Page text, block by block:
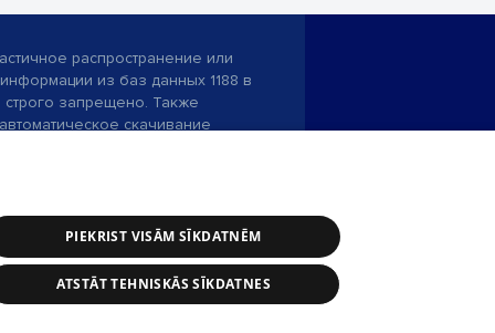
распространение или
из баз данных 1188 в
запрещено. Также
скачивание
портала: э-почта -info@1188.lv
Helio Media2004-2026
PIEKRIST VISĀM SĪKDATNĒM
ATSTĀT TEHNISKĀS SĪKDATNES